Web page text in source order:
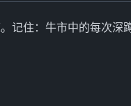
记住：牛市中的每次深